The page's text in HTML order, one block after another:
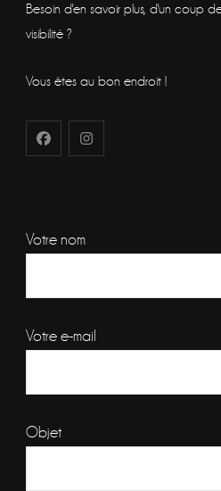
Besoin d'en savoir plus, d'un coup
visibilité ?
Vous êtes au bon endroit !
Votre nom
Votre e-mail
Objet